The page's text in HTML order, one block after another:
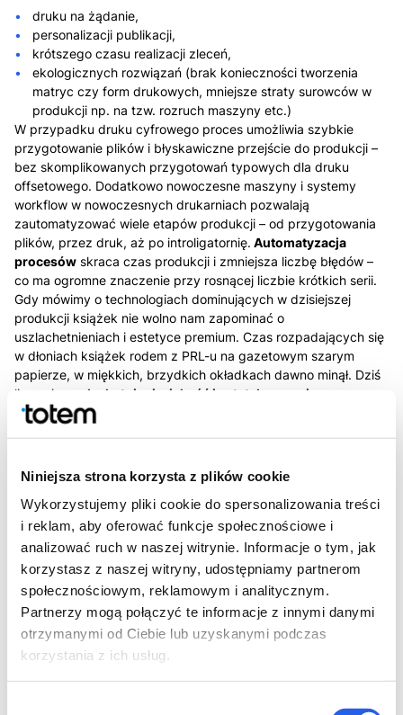
Niniejsza strona korzysta z plików cookie
Wykorzystujemy pliki cookie do spersonalizowania treści
i reklam, aby oferować funkcje społecznościowe i
analizować ruch w naszej witrynie. Informacje o tym, jak
korzystasz z naszej witryny, udostępniamy partnerom
społecznościowym, reklamowym i analitycznym.
Partnerzy mogą połączyć te informacje z innymi danymi
otrzymanymi od Ciebie lub uzyskanymi podczas
korzystania z ich usług.
druku na żądanie,
personalizacji publikacji,
krótszego czasu realizacji zleceń,
ekologicznych rozwiązań (brak konieczności tworzenia
matryc czy form drukowych, mniejsze straty surowców w
produkcji np. na tzw. rozruch maszyny etc.)
W przypadku druku cyfrowego proces umożliwia szybkie
przygotowanie plików i błyskawiczne przejście do produkcji –
bez skomplikowanych przygotowań typowych dla druku
offsetowego. Dodatkowo nowoczesne maszyny i systemy
workflow w nowoczesnych drukarniach pozwalają
zautomatyzować wiele etapów produkcji – od przygotowania
plików, przez druk, aż po introligatornię. Automatyzacja
procesów skraca czas produkcji i zmniejsza liczbę błędów –
co ma ogromne znaczenie przy rosnącej liczbie krótkich serii.
Gdy mówimy o technologiach dominujących w dzisiejszej
produkcji książek nie wolno nam zapominać o
uszlachetnieniach i estetyce premium. Czas rozpadających się
w dłoniach książek rodem z PRL-u na gazetowym szarym
papierze, w miękkich, brzydkich okładkach dawno minął. Dziś
liczą się
uszlachetnienia, jakość i estetyka premium
Czytelnicy zwracają uwagę na wygląd książek. Wydawcy
folie metaliczne,
tłoczenia,
zadruk krawędzi,
nietypowe podłoża papierowe,
dodatkowe książkowe „gadżety” takie jak zakładki do
książek, czy obwoluty i opaski.
Dzięki nim nawet niewielki nakład staje się wyjątkowy, a
książka zyskuje charakter kolekcjonerski.
Rynek książek w Polsce a światowe